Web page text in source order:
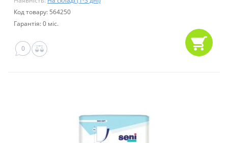
Код товару: 564250
Гарантія: 0 міс.
0